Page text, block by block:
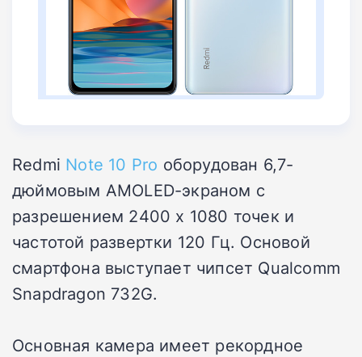
Redmi Note 10 Pro оборудован 6,7-
дюймовым AMOLED-экраном с
разрешением 2400 х 1080 точек и
частотой развертки 120 Гц. Основой
смартфона выступает чипсет Qualcomm
Snapdragon 732G.
Основная камера имеет рекордное